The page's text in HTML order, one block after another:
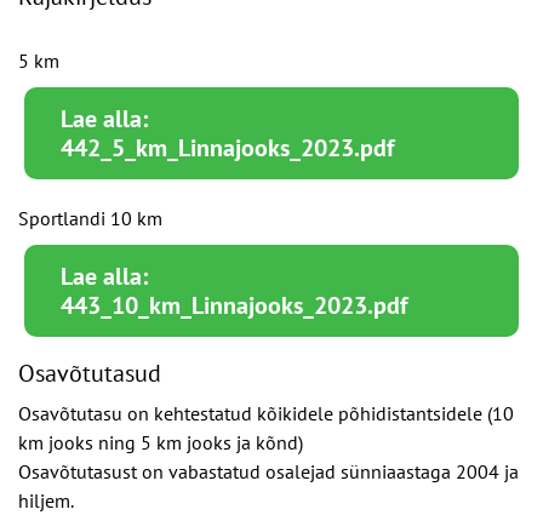
5 km
Lae alla:
442_5_km_Linnajooks_2023.pdf
Sportlandi 10 km
Lae alla:
443_10_km_Linnajooks_2023.pdf
Osavõtutasud
Osavõtutasu on kehtestatud kõikidele põhidistantsidele (10
km jooks ning 5 km jooks ja kõnd)
Osavõtutasust on vabastatud osalejad sünniaastaga 2004 ja
hiljem.